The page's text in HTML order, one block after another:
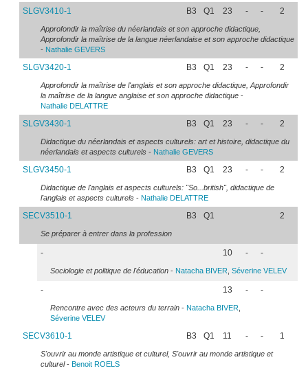
SLGV3410-1 B3 Q1 23 - - 2
Approfondir la maîtrise du néerlandais et son approche didactique,
Approfondir la maîtrise de la langue néerlandaise et son approche didactique
- Nathalie GEVERS
SLGV3420-1 B3 Q1 23 - - 2
Approfondir la maîtrise de l'anglais et son approche didactique, Approfondir
la maîtrise de la langue anglaise et son approche didactique -
Nathalie DELATTRE
SLGV3430-1 B3 Q1 23 - - 2
Didactique du néerlandais et aspects culturels: art et histoire, didactique du
néerlandais et aspects culturels - Nathalie GEVERS
SLGV3450-1 B3 Q1 23 - - 2
Didactique de l'anglais et aspects culturels: "So...british", didactique de
l'anglais et aspects culturels - Nathalie DELATTRE
SECV3510-1 B3 Q1 2
Se préparer à entrer dans la profession
- 10 - -
Sociologie et politique de l'éducation - Natacha BIVER Séverine VELEV
- 13 - -
Rencontre avec des acteurs du terrain - Natacha BIVER
Séverine VELEV
SECV3610-1 B3 Q1 11 - - 1
S'ouvrir au monde artistique et culturel, S'ouvrir au monde artistique et
culturel- Benoit ROELS